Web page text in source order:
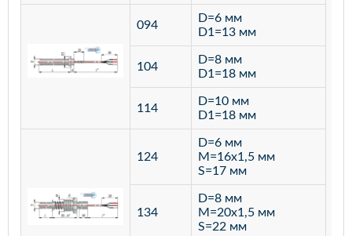
094
D=6 мм
D1=13 мм
104
D=8 мм
D1=18 мм
114
D=10 мм
D1=18 мм
124
D=6 мм
M=16х1,5 мм
S=17 мм
134
D=8 мм
M=20х1,5 мм
S=22 мм